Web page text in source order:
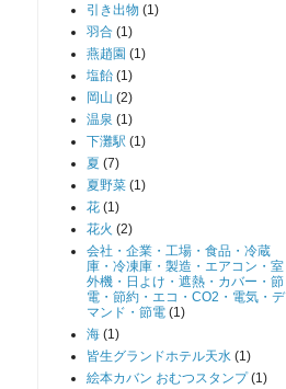
引き出物 (1)
羽合 (1)
燕趙園 (1)
塩飴 (1)
岡山 (2)
温泉 (1)
下灘駅 (1)
夏 (7)
夏野菜 (1)
花 (1)
花火 (2)
会社・企業・工場・食品・冷蔵
庫・冷凍庫・製造・エアコン・室
外機・日よけ・遮熱・カバー・節
電・節約・エコ・CO2・電気・デ
マンド・節電 (1)
海 (1)
皆生グランドホテル天水 (1)
絵本カバン おむつスタンプ (1)